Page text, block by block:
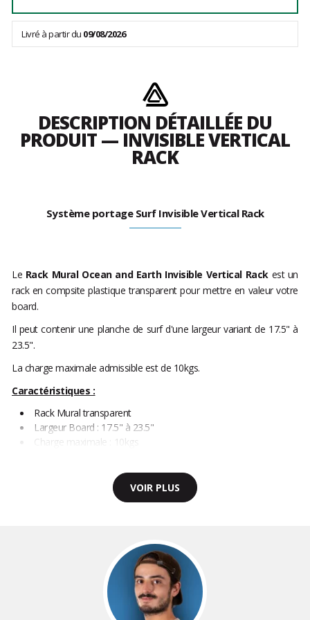
Livré à partir du 09/08/2026
DESCRIPTION DÉTAILLÉE DU
PRODUIT — INVISIBLE VERTICAL
RACK
Système portage Surf Invisible Vertical Rack
Le Rack Mural Ocean and Earth Invisible Vertical Rackest un
rack en compsite plastique transparent pour mettre en valeur votre
board.
Il peut contenir une planche de surf d'une largeur variant de 17.5" à
23.5".
La charge maximale admissible est de 10kgs.
Caractéristiques :
Rack Mural transparent
Largeur Board : 17.5" à 23.5"
Charge maximale : 10kgs
VOIR PLUS